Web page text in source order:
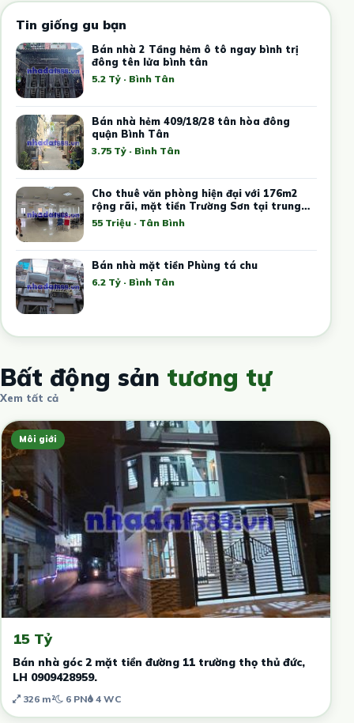
Tin giống gu bạn
Bán nhà 2 Tầng hẻm ô tô ngay bình trị
đông tên lửa bình tân
5.2 Tỷ · Bình Tân
Bán nhà hẻm 409/18/28 tân hòa đông
quận Bình Tân
3.75 Tỷ · Bình Tân
Cho thuê văn phòng hiện đại với 176m2
rộng rãi, mặt tiền Trường Sơn tại trung
tâm Tân Bình
55 Triệu · Tân Bình
Bán nhà mặt tiền Phùng tá chu
6.2 Tỷ · Bình Tân
Bất động sản tương tự
Xem tất cả
Môi giới
15 Tỷ
Bán nhà góc 2 mặt tiền đường 11 trường thọ thủ đức,
LH 0909428959.
326 m² 6 PN 4 WC